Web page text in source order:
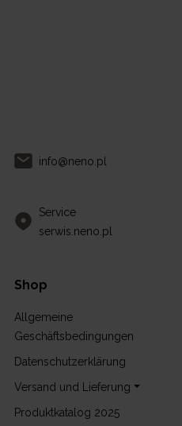
info@neno.pl
Service
serwis.neno.pl
Shop
Allgemeine
Geschäftsbedingungen
Datenschutzerklärung
Versand und Lieferung
Produktkatalog 2025